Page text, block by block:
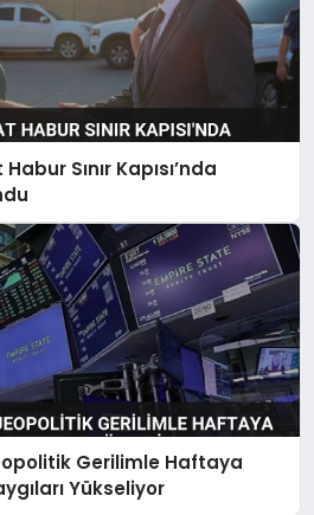
Sınır Kapısı’nda
Gerilimle Haftaya
Yükseliyor